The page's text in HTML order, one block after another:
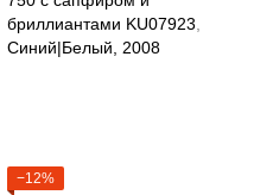
−12%